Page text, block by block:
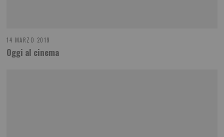
14 MARZO 2019
Oggi al cinema